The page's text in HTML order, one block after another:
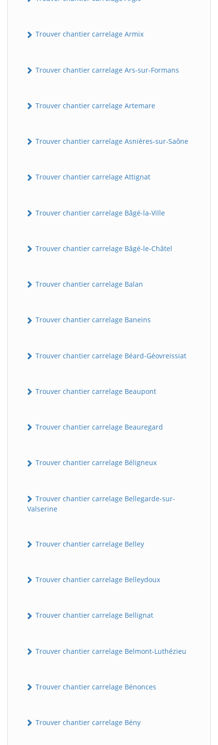
Trouver chantier carrelage Armix
Trouver chantier carrelage Ars-sur-Formans
Trouver chantier carrelage Artemare
Trouver chantier carrelage Asnières-sur-Saône
Trouver chantier carrelage Attignat
Trouver chantier carrelage Bâgé-la-Ville
Trouver chantier carrelage Bâgé-le-Châtel
Trouver chantier carrelage Balan
Trouver chantier carrelage Baneins
Trouver chantier carrelage Béard-Géovreissiat
Trouver chantier carrelage Beaupont
Trouver chantier carrelage Beauregard
Trouver chantier carrelage Béligneux
Trouver chantier carrelage Bellegarde-sur-
Valserine
Trouver chantier carrelage Belley
Trouver chantier carrelage Belleydoux
Trouver chantier carrelage Bellignat
Trouver chantier carrelage Belmont-Luthézieu
Trouver chantier carrelage Bénonces
Trouver chantier carrelage Bény